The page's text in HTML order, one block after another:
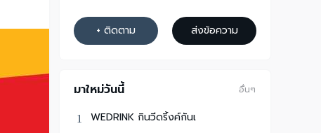
+ ติดตาม ส่งข้อความ
มาใหม่วันนี้ อื่นๆ
WEDRINK กินวีดริ้งค์กันเ